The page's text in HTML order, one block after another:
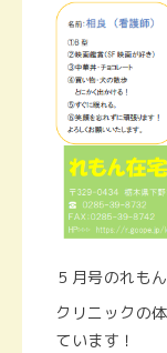
５月号のれも
クリニックの
ています！